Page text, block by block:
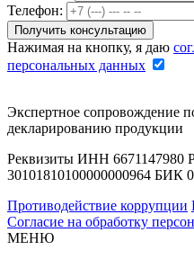
Телефон:
Нажимая на кнопку, я даю
персональных данных
Экспертное сопровождение
декларированию продукции
Реквизиты ИНН 6671147980
30101810100000000964 БИК
Противодействие коррупции
Согласие на обработку
МЕНЮ